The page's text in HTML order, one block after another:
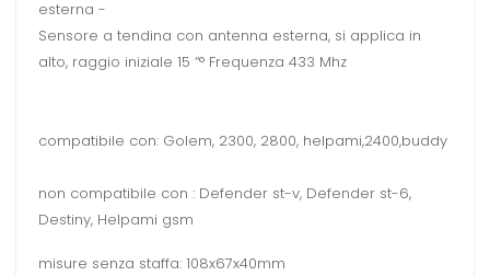
esterna -
Sensore a tendina con antenna esterna, si applica in
alto, raggio iniziale 15 “° Frequenza 433 Mhz
compatibile con: Golem, 2300, 2800, helpami,2400,buddy
non compatibile con : Defender st-v, Defender st-6,
Destiny, Helpami gsm
misure senza staffa: 108x67x40mm